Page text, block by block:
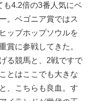
も4.2倍の3番人気にベ
。ベゴニア賞ではス
ップホップソウルを
賞に参戦してきた。
る競馬と、2戦ですで
とはここでも大きな
、こちらも良血。す